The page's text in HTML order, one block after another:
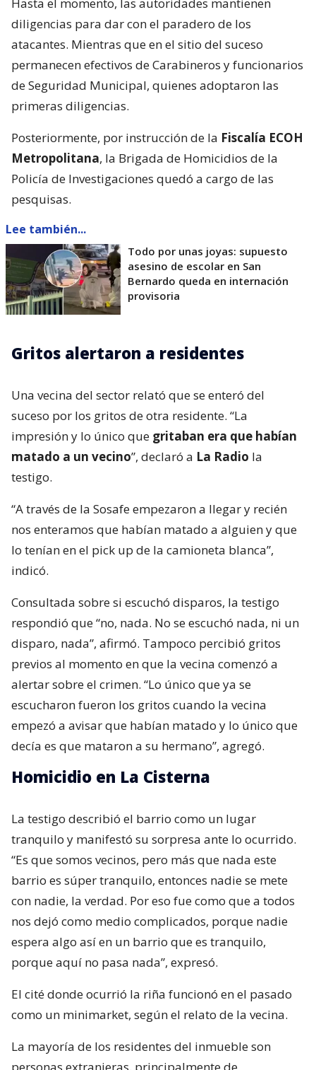
diligencias para dar con el paradero de los
atacantes. Mientras que en el sitio del suceso
permanecen efectivos de Carabineros y funcionarios
de Seguridad Municipal, quienes adoptaron las
primeras diligencias.
Posteriormente, por instrucción de la Fiscalía ECOH
Metropolitana, la Brigada de Homicidios de la
Policía de Investigaciones quedó a cargo de las
pesquisas.
Lee también...
Todo por unas joyas: supuesto
asesino de escolar en San
Bernardo queda en internación
provisoria
Gritos alertaron a residentes
Una vecina del sector relató que se enteró del
suceso por los gritos de otra residente. “La
impresión y lo único que gritaban era que habían
matado a un vecino”, declaró a La Radio la
testigo.
“A través de la Sosafe empezaron a llegar y recién
nos enteramos que habían matado a alguien y que
lo tenían en el pick up de la camioneta blanca”,
indicó.
Consultada sobre si escuchó disparos, la testigo
respondió que “no, nada. No se escuchó nada, ni un
disparo, nada”, afirmó. Tampoco percibió gritos
previos al momento en que la vecina comenzó a
alertar sobre el crimen. “Lo único que ya se
escucharon fueron los gritos cuando la vecina
empezó a avisar que habían matado y lo único que
decía es que mataron a su hermano”, agregó.
Homicidio en La Cisterna
La testigo describió el barrio como un lugar
tranquilo y manifestó su sorpresa ante lo ocurrido.
“Es que somos vecinos, pero más que nada este
barrio es súper tranquilo, entonces nadie se mete
con nadie, la verdad. Por eso fue como que a todos
nos dejó como medio complicados, porque nadie
espera algo así en un barrio que es tranquilo,
porque aquí no pasa nada”, expresó.
El cité donde ocurrió la riña funcionó en el pasado
como un minimarket, según el relato de la vecina.
La mayoría de los residentes del inmueble son
personas extranjeras, principalmente de